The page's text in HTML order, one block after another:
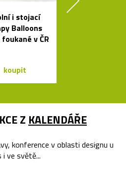
i stojací
Balloons
v ČR
koupit
Z KALENDÁŘE
konference v oblasti designu u
i ve světě...